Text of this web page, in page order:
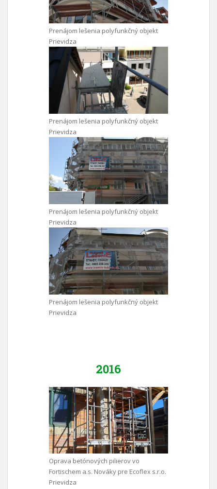
Prenájom lešenia polyfunkčný objekt
Prievidza
Prenájom lešenia polyfunkčný objekt
Prievidza
Prenájom lešenia polyfunkčný objekt
Prievidza
Prenájom lešenia polyfunkčný objekt
Prievidza
2016
Oprava betónových pilierov vo
Fortischem a.s. Nováky pre Ecoflex s.r.o.
Prievidza